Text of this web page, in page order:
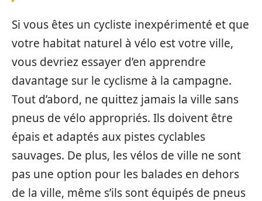
Si vous êtes un cycliste inexpérimenté et que
votre habitat naturel à vélo est votre ville,
vous devriez essayer d’en apprendre
davantage sur le cyclisme à la campagne.
Tout d’abord, ne quittez jamais la ville sans
pneus de vélo appropriés. Ils doivent être
épais et adaptés aux pistes cyclables
sauvages. De plus, les vélos de ville ne sont
pas une option pour les balades en dehors
de la ville, même s’ils sont équipés de pneus